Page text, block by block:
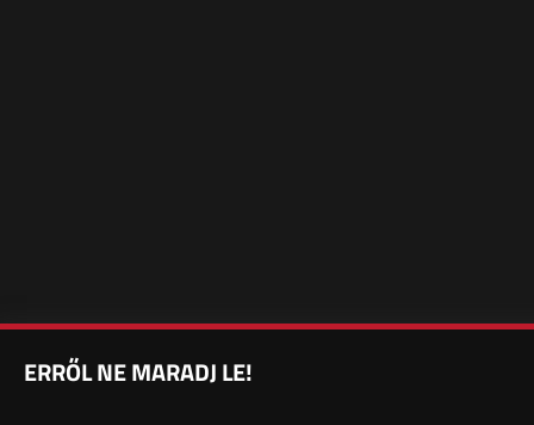
ERRŐL NE MARADJ LE!